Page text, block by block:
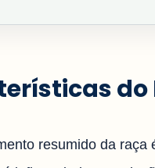
do
resumido da raça